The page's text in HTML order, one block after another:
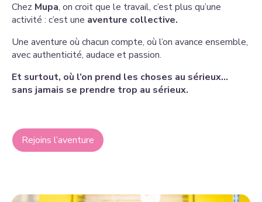
Chez Mupa, on croit que le travail, c’est plus qu’une
activité : c’est une aventure collective.
Une aventure où chacun compte, où l’on avance ensemble,
avec authenticité, audace et passion.
Et surtout, où l’on prend les choses au sérieux…
sans jamais se prendre trop au sérieux.
Rejoins l’aventure